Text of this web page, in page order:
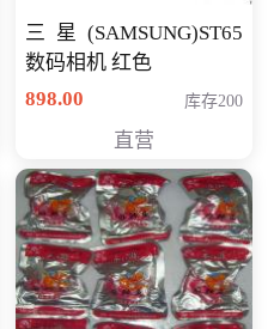
三星(SAMSUNG)ST65
数码相机 红色
898.00
库存200
直营